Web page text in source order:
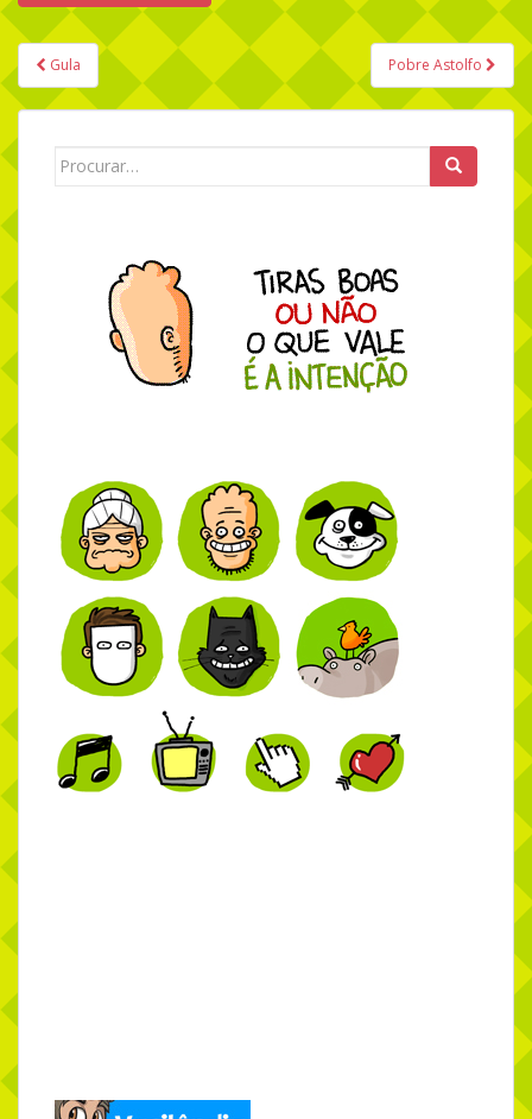
Navegação de Post
Gula Pobre Astolfo
Search for: